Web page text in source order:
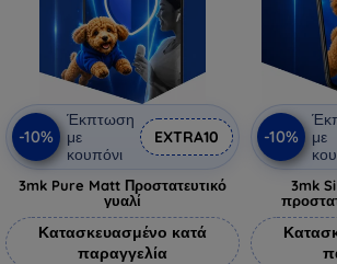
-10%
Έκπτωση
με
κουπόνι
EXTRA10
3mk Pure Matt Προστατευτικό
γυαλί
Κατασκευασμένο κατά
παραγγελία
-10%
με
3mk